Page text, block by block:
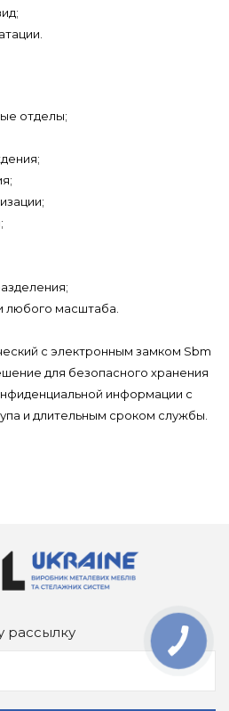
отделы;
любого масштаба.
с электронным замком Sbm
для безопасного хранения
информации с
и длительным сроком службы.
рассылку